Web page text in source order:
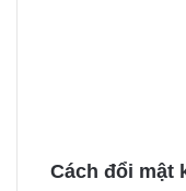
Cách đổi mật